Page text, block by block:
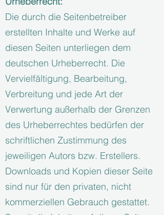
Die durch die Seitenbetreiber
erstellten Inhalte und Werke auf
diesen Seiten unterliegen dem
deutschen Urheberrecht. Die
Vervielfältigung, Bearbeitung,
Verbreitung und jede Art der
Verwertung außerhalb der Grenzen
des Urheberrechtes bedürfen der
schriftlichen Zustimmung des
jeweiligen Autors bzw. Erstellers.
Downloads und Kopien dieser Seite
sind nur für den privaten, nicht
kommerziellen Gebrauch gestattet.